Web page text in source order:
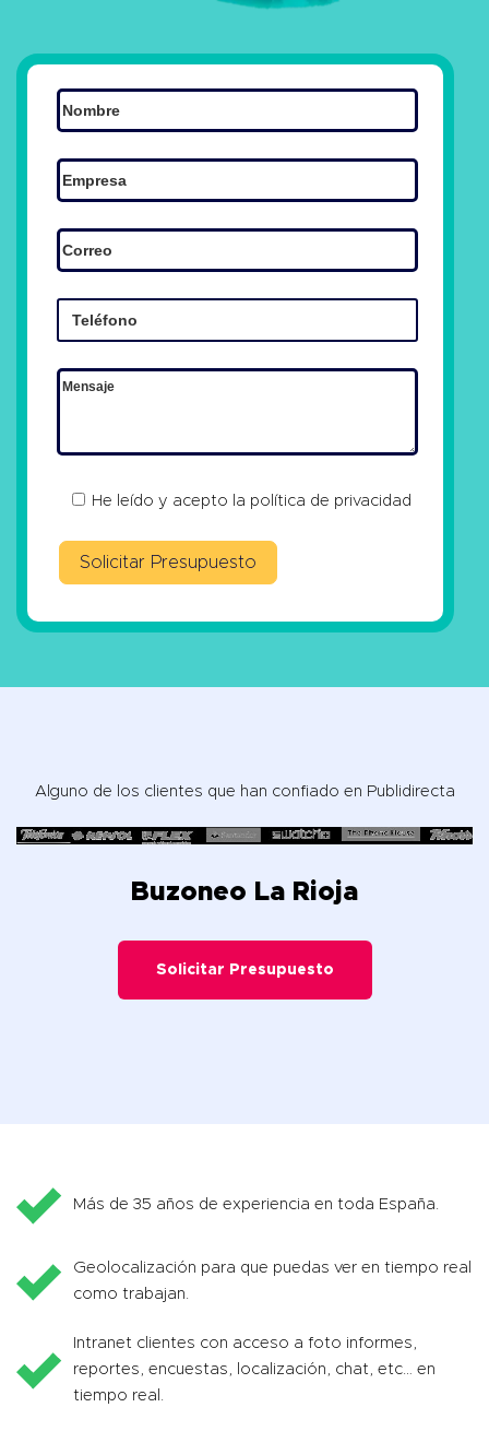
He leído y acepto la política de privacidad
Alguno de los clientes que han confiado en Publidirecta
Buzoneo La Rioja
Solicitar Presupuesto
Más de 35 años de experiencia en toda España.
Geolocalización para que puedas ver en tiempo real
como trabajan.
Intranet clientes con acceso a foto informes,
reportes, encuestas, localización, chat, etc… en
tiempo real.